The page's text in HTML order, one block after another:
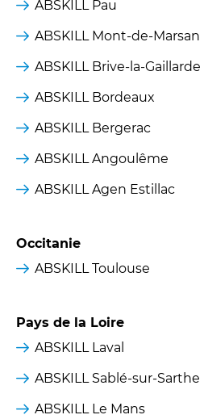
ABSKILL Pau
ABSKILL Mont-de-Marsan
ABSKILL Brive-la-Gaillarde
ABSKILL Bordeaux
ABSKILL Bergerac
ABSKILL Angoulême
ABSKILL Agen Estillac
Occitanie
ABSKILL Toulouse
Pays de la Loire
ABSKILL Laval
ABSKILL Sablé-sur-Sarthe
ABSKILL Le Mans